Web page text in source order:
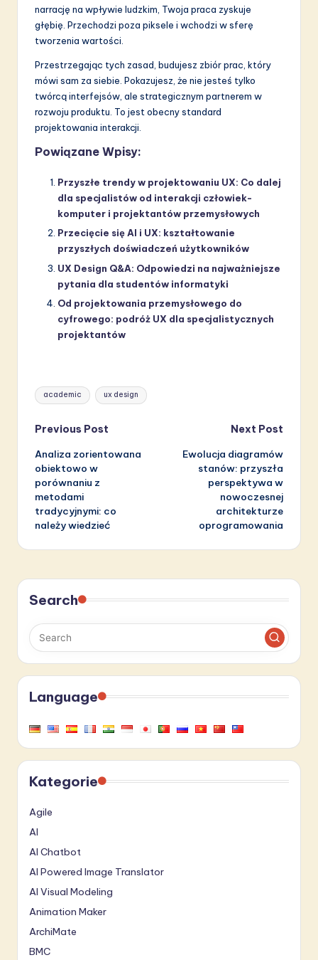
narrację na wpływie ludzkim, Twoja praca zyskuje
głębię. Przechodzi poza piksele i wchodzi w sferę
tworzenia wartości.
Przestrzegając tych zasad, budujesz zbiór prac, który
mówi sam za siebie. Pokazujesz, że nie jesteś tylko
twórcą interfejsów, ale strategicznym partnerem w
rozwoju produktu. To jest obecny standard
projektowania interakcji.
Powiązane Wpisy:
Przyszłe trendy w projektowaniu UX: Co dalej
dla specjalistów od interakcji człowiek-
komputer i projektantów przemysłowych
Przecięcie się AI i UX: kształtowanie
przyszłych doświadczeń użytkowników
UX Design Q&A: Odpowiedzi na najważniejsze
pytania dla studentów informatyki
Od projektowania przemysłowego do
cyfrowego: podróż UX dla specjalistycznych
projektantów
Tags:
academic ux design
Post
navigation
Previous Post
Analiza zorientowana
obiektowo w
porównaniu z
metodami
tradycyjnymi: co
należy wiedzieć
Next Post
Ewolucja diagramów
stanów: przyszła
perspektywa w
nowoczesnej
architekturze
oprogramowania
Search
Language
Kategorie
Agile
AI
AI Chatbot
AI Powered Image Translator
AI Visual Modeling
Animation Maker
ArchiMate
BMC